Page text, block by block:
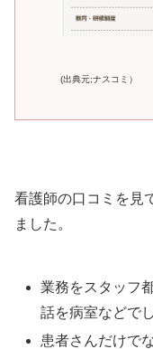
(出典元;ナスコミ）
看護師の口コミを見
ました。
業務をスタッフ
話を病室などで
患者さんだけで